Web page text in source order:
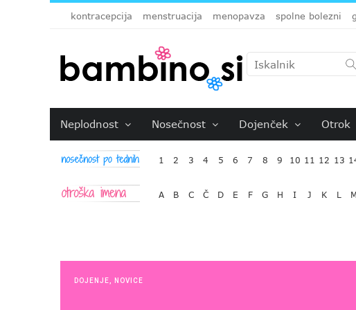
kontracepcija menstruacija menopavza spolne bolezni
Neplodnost Nosečnost Dojenček Otrok
1 2 3 4 5 6 7 8 9 10 11 12 13
A B C Č D E F G H I J K L M
DOJENJE NOVICE